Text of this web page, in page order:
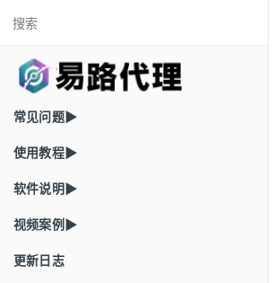
常见问题▶
使用教程▶
软件说明▶
视频案例▶
更新日志